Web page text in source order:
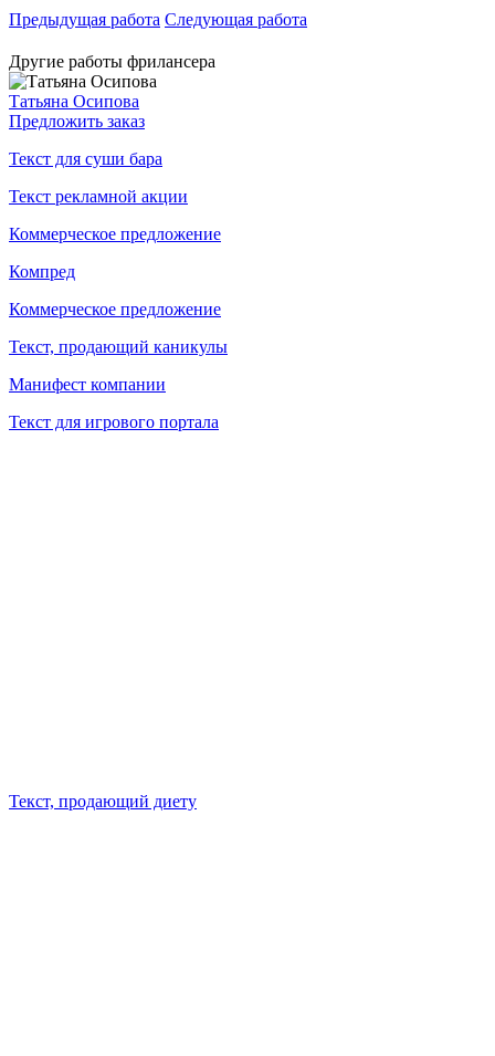
Предыдущая работа Следующая работа
Другие работы фрилансера
Татьяна Осипова
Предложить заказ
Текст для суши бара
Текст рекламной акции
Коммерческое предложение
Компред
Коммерческое предложение
Текст, продающий каникулы
Манифест компании
Текст для игрового портала
Текст, продающий диету